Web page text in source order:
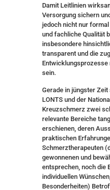
Damit Leitlinien
Versorgung sichern
jedoch nicht nur
und fachliche Qualität
insbesondere
transparent und die
sein.
Gerade in jüngster
LONTS und der
Kreuzschmerz zwei
relevante Bereiche
erschienen, deren
praktischen
Schmerztherapeuten
gewonnenen und
entsprechen, noch die
individuellen
Besonderheiten)